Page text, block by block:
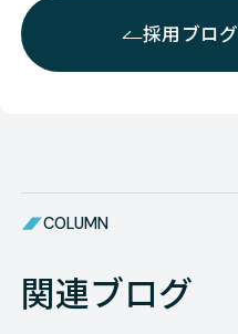
採用ブロ
COLUMN
関連ブログ